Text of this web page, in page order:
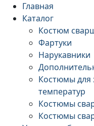
Главная
Каталог
Костюм
Фартуки
Нарукавники
Костюмы
температур
Костюмы
Костюмы